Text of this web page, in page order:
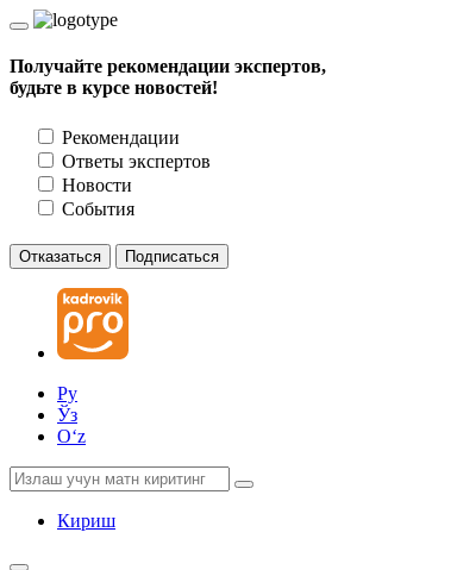
Получайте рекомендации экспертов,
будьте в курсе новостей!
Рекомендации
Ответы экспертов
Новости
События
Отказаться Подписаться
Ру
Ўз
Oʻz
Кириш